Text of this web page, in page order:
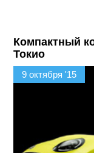
Компактный
Токио
9 октября '15